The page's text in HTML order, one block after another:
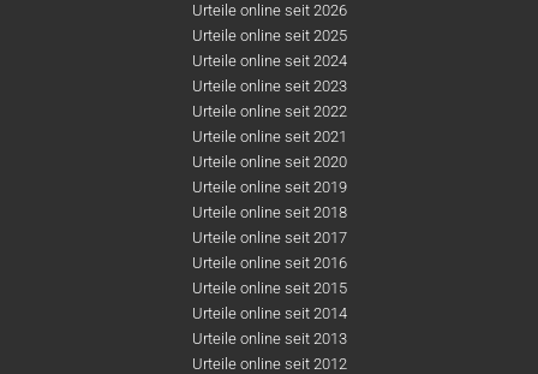
Urteile online seit 2026
Urteile online seit 2025
Urteile online seit 2024
Urteile online seit 2023
Urteile online seit 2022
Urteile online seit 2021
Urteile online seit 2020
Urteile online seit 2019
Urteile online seit 2018
Urteile online seit 2017
Urteile online seit 2016
Urteile online seit 2015
Urteile online seit 2014
Urteile online seit 2013
Urteile online seit 2012